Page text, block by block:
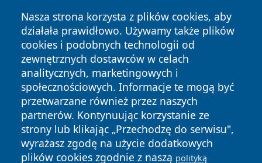
Nasza strona korzysta z plików cookies, aby
działała prawidłowo. Używamy także plików
cookies i podobnych technologii od
zewnętrznych dostawców w celach
analitycznych, marketingowych i
społecznościowych. Informacje te mogą być
przetwarzane również przez naszych
partnerów. Kontynuując korzystanie ze
strony lub klikając „Przechodzę do serwisu",
wyrażasz zgodę na użycie dodatkowych
plików cookies zgodnie z naszą polityką
Copyright © 2026 irybnik.pl Wszystkie prawa zastrzeżone.
News Autorzy
Polityka
Polityka